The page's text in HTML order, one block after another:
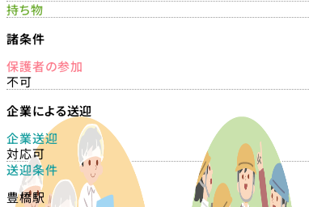
持ち物
諸条件
保護者の参加
不可
企業による送迎
企業送迎
対応可
送迎条件
豊橋駅